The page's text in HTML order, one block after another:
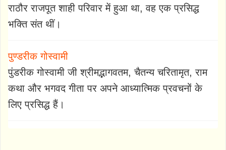
राठौर राजपूत शाही परिवार में हुआ था, वह एक प्रसिद्ध
भक्ति संत थीं।
पुण्डरीक गोस्वामी
पुंडरीक गोस्वामी जी श्रीमद्भागवतम, चैतन्य चरितामृत, राम
कथा और भगवद गीता पर अपने आध्यात्मिक प्रवचनों के
लिए प्रसिद्ध हैं।